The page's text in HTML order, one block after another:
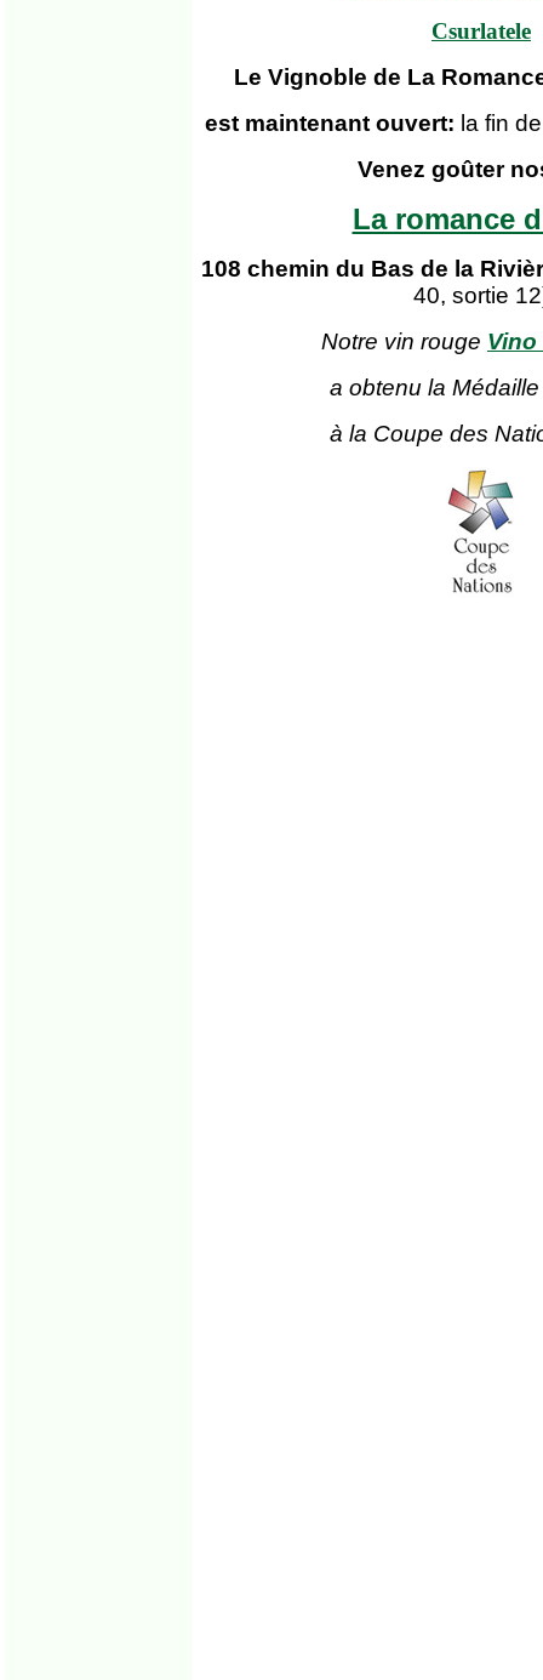
Csurlatele
Le Vignoble de La
est maintenant ouvert: la fin
Venez goûter
La romance
108 chemin du Bas de la
40, sortie
Notre vin rouge Vino
a obtenu la
à la Coupe des